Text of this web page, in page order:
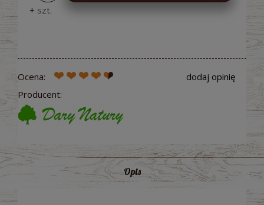
+ szt.
Ocena:
Producent:
dodaj opinię
Opis